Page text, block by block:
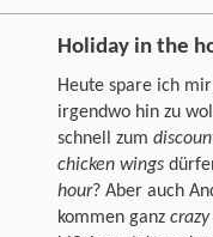
Holiday in the
Heute spare ich
irgendwo hin zu
schnell zum
chicken wings
hour? Aber auch
kommen ganz crazy